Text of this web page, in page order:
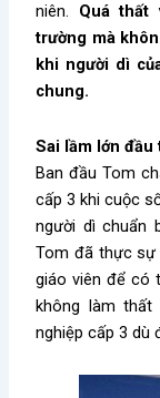
niên. Quá thất
trường mà
khi người dì
chung.
Sai lầm lớn đầu
Ban đầu Tom
cấp 3 khi cuộc
người dì chuẩn
Tom đã thực sự
giáo viên để có
không làm thất
nghiệp cấp 3 dù